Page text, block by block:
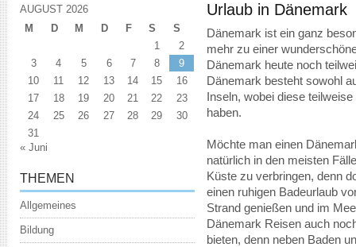
Urlaub in Dänemark
Dänemark ist ein ganz
mehr zu einer
Dänemark heute noch
Dänemark besteht sowohl
Inseln, wobei diese
haben.
Möchte man einen
natürlich in den meisten
Küste zu verbringen, denn
einen ruhigen Badeurlaub
Strand genießen und im
Dänemark Reisen auch
bieten, denn neben Baden
AUGUST 2026
M
D M D F S
S
1
2
3
4 5 6 7 8
9
10
11 12 13 14 15
16
17
18 19 20 21 22
23
24
25 26 27 28 29
30
31
« Juni
THEMEN
Allgemeines
Bildung